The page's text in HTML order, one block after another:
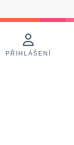
PŘIHLÁŠENÍ